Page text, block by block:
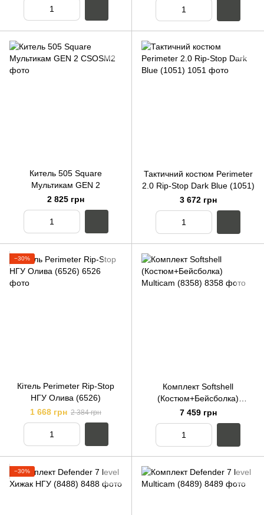
Китель 505 Square
Мультикам GEN 2
2 825 грн
Тактичний костюм Perimeter
2.0 Rip-Stop Dark Blue (1051)
3 672 грн
−30%
Кітель Perimeter Rip-Stop
НГУ Олива (6526)
1 668 грн 2 384 грн
Комплект Softshell
(Костюм+Бейсболка)
Multicam (8358)
7 459 грн
−30%